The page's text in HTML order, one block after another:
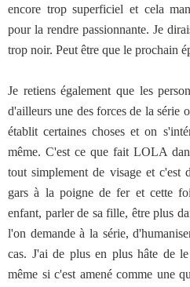
encore trop superficiel et cela
pour la rendre passionnante. Je
trop noir. Peut être que le prochain
Je retiens également que les
d'ailleurs une des forces de la série
établit certaines choses et on
même. C'est ce que fait LOLA
tout simplement de visage et c'est
gars à la poigne de fer et cette
enfant, parler de sa fille, être plus
l'on demande à la série,
cas. J'ai de plus en plus hâte de
même si c'est amené comme une